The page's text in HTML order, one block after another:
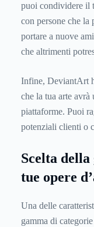
puoi condividere il
con persone che la
portare a nuove
che altrimenti
Infine, DeviantArt
che la tua arte
piattaforme. Puoi
potenziali clienti o
Scelta
tue opere
Una delle
gamma di